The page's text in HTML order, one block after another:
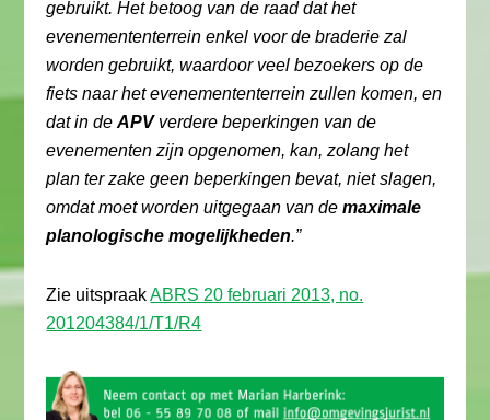
gebruikt. Het betoog van de raad dat het
evenemententerrein enkel voor de braderie zal
worden gebruikt, waardoor veel bezoekers op de
fiets naar het evenemententerrein zullen komen, en
dat in deAPVverdere beperkingen van de
evenementen zijn opgenomen, kan, zolang het
plan ter zake geen beperkingen bevat, niet slagen,
omdat moet worden uitgegaan van demaximale
planologische mogelijkheden.”
Zie uitspraakABRS 20 februari 2013, no.
201204384/1/T1/R4